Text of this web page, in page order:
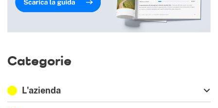
Categorie
L'azienda